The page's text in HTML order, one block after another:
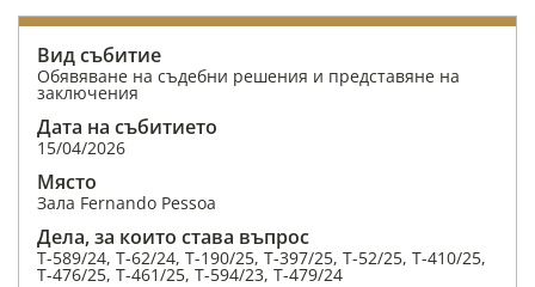
Вид събитие
Обявяване на съдебни решения и представяне на
заключения
Дата на събитието
15/04/2026
Място
Зала Fernando Pessoa
Дела, за които става въпрос
T-589/24, T-62/24, T-190/25, T-397/25, T-52/25, T-410/25,
T-476/25, T-461/25, T-594/23, T-479/24